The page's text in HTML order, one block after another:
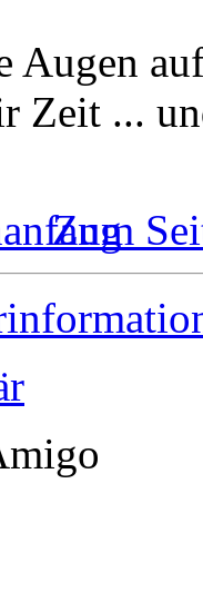
Augen
Zeit ...
Zum